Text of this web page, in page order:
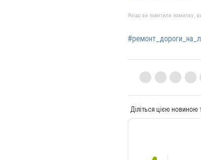
Якщо ви помітили помилку,
Діліться цією новиною